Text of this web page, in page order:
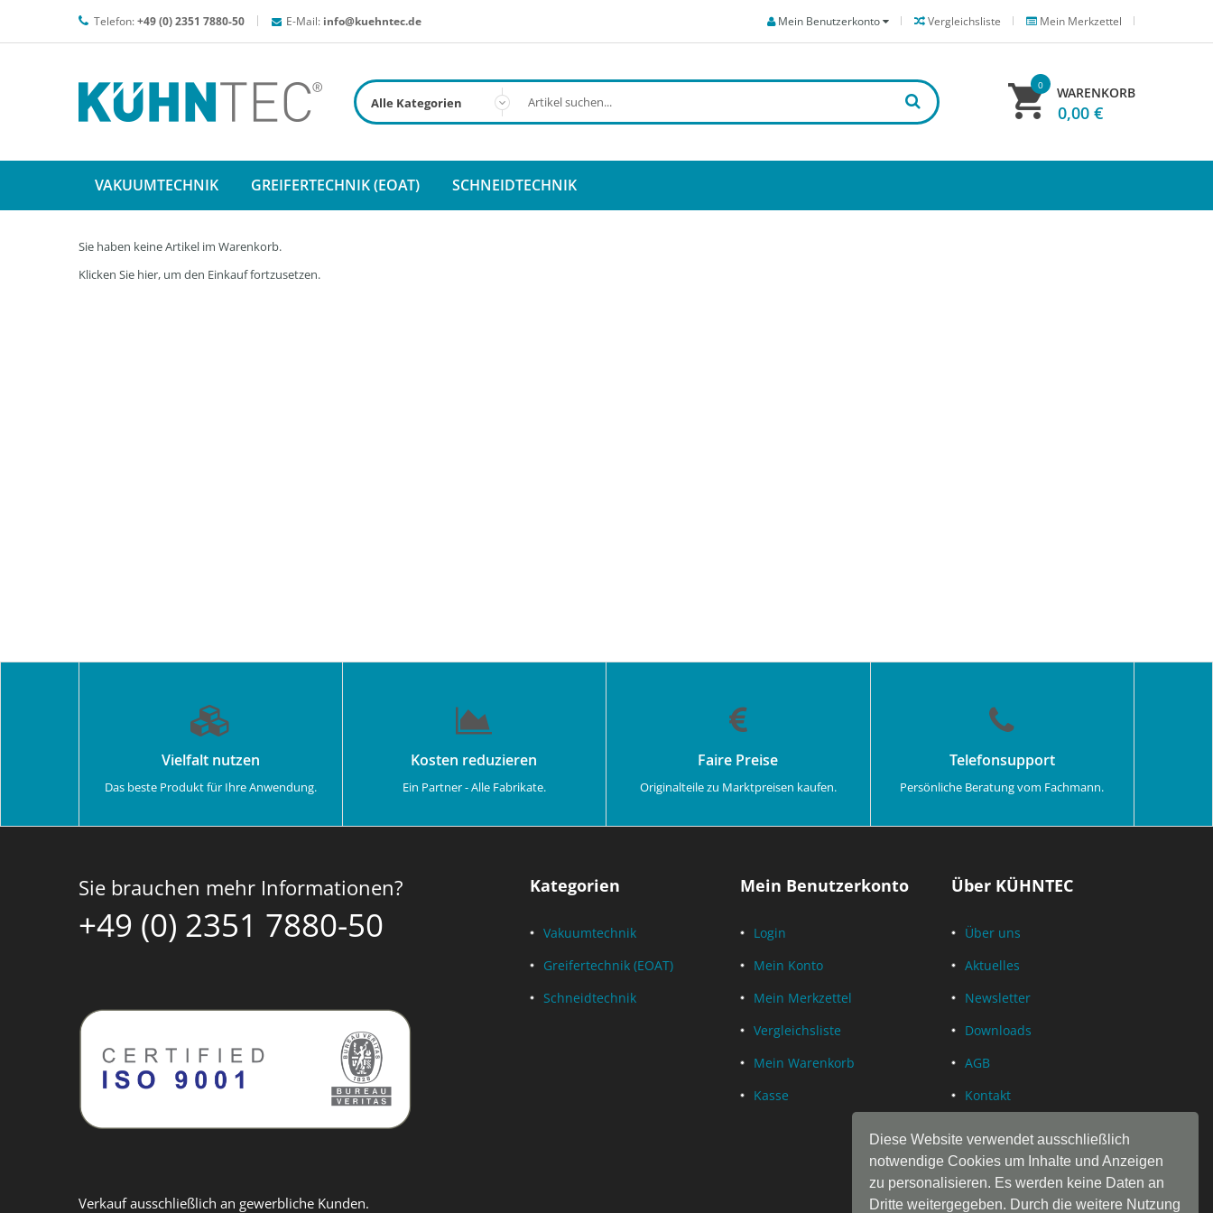
Diese Website verwendet ausschließlich
notwendige Cookies um Inhalte und Anzeigen
zu personalisieren. Es werden keine Daten an
Dritte weitergegeben. Durch die weitere Nutzung
Telefon:+49 (0) 2351 7880-50 E-Mail: info@kuehntec.de Mein Merkzettel
Vergleichsliste
Mein Benutzerkonto
WARENKORB
0
0,00 €
VAKUUMTECHNIK GREIFERTECHNIK (EOAT) SCHNEIDTECHNIK
Sie haben keine Artikel im Warenkorb.
Klicken Sie hier, um den Einkauf fortzusetzen.
Vielfalt nutzen
Das beste Produkt für Ihre Anwendung.
Kosten reduzieren
Ein Partner - Alle Fabrikate.
Faire Preise
Originalteile zu Marktpreisen kaufen.
Telefonsupport
Persönliche Beratung vom Fachmann.
Sie brauchen mehr Informationen?
+49 (0) 2351 7880-50
Verkauf ausschließlich an gewerbliche Kunden.
Kategorien
Vakuumtechnik
Greifertechnik (EOAT)
Schneidtechnik
Mein Benutzerkonto
Login
Mein Konto
Mein Merkzettel
Vergleichsliste
Mein Warenkorb
Kasse
Über KÜHNTEC
Über uns
Aktuelles
Newsletter
Downloads
AGB
Kontakt
Impressum